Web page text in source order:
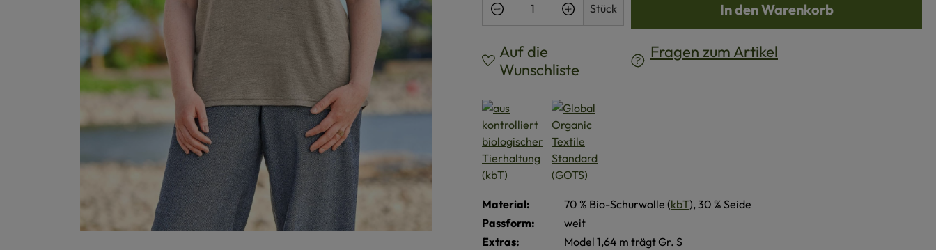
Stück In den Warenkorb
Auf die
Wunschliste
Fragen zum Artikel
Material: 70 % Bio-Schurwolle (kbT), 30 % Seide
Passform:
weit
Extras:
Model 1,64 m trägt Gr. S